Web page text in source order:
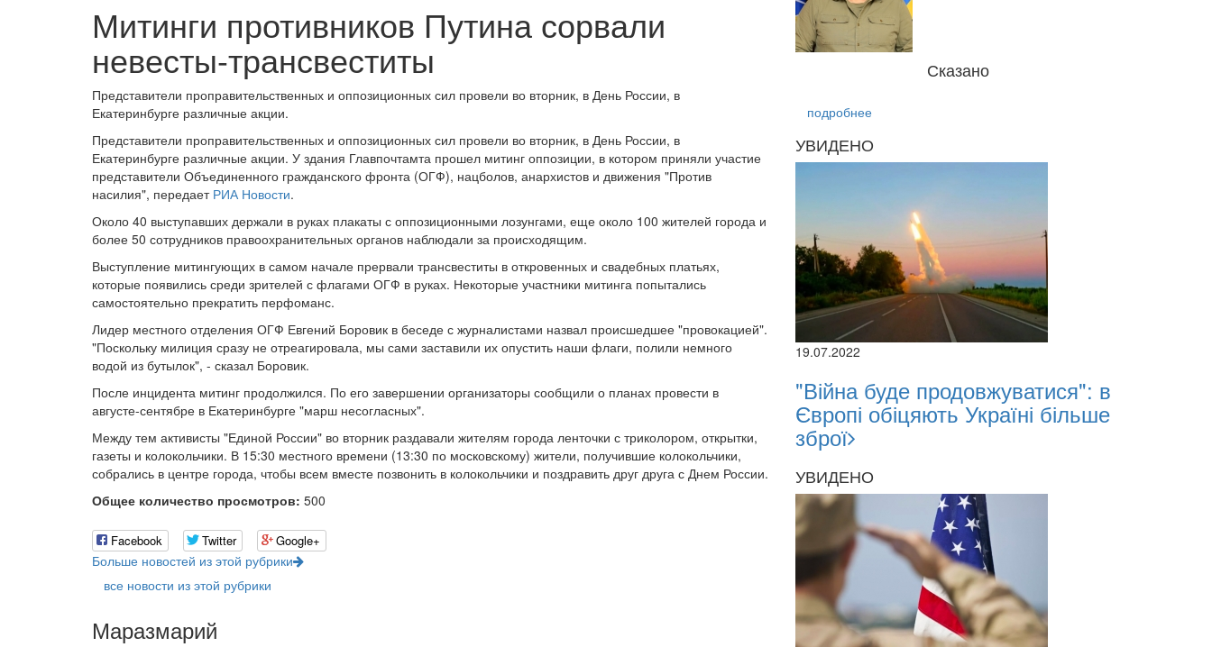
Митинги противников Путина сорвали
невесты-трансвеститы
Представители проправительственных и оппозиционных сил провели во вторник, в День России, в
Екатеринбурге различные акции.
Представители проправительственных и оппозиционных сил провели во вторник, в День России, в
Екатеринбурге различные акции. У здания Главпочтамта прошел митинг оппозиции, в котором приняли участие
представители Объединенного гражданского фронта (ОГФ), нацболов, анархистов и движения "Против
насилия", передает РИА Новости.
Около 40 выступавших держали в руках плакаты с оппозиционными лозунгами, еще около 100 жителей города и
более 50 сотрудников правоохранительных органов наблюдали за происходящим.
Выступление митингующих в самом начале прервали трансвеститы в откровенных и свадебных платьях,
которые появились среди зрителей с флагами ОГФ в руках. Некоторые участники митинга попытались
самостоятельно прекратить перфоманс.
Лидер местного отделения ОГФ Евгений Боровик в беседе с журналистами назвал происшедшее "провокацией".
"Поскольку милиция сразу не отреагировала, мы сами заставили их опустить наши флаги, полили немного
водой из бутылок", - сказал Боровик.
После инцидента митинг продолжился. По его завершении организаторы сообщили о планах провести в
августе-сентябре в Екатеринбурге "марш несогласных".
Между тем активисты "Единой России" во вторник раздавали жителям города ленточки с триколором, открытки,
газеты и колокольчики. В 15:30 местного времени (13:30 по московскому) жители, получившие колокольчики,
собрались в центре города, чтобы всем вместе позвонить в колокольчики и поздравить друг друга с Днем России.
Общее количество просмотров: 500
Facebook Twitter Google+
Больше новостей из этой рубрики
все новости из этой рубрики
Маразмарий
Сказано
подробнее
УВИДЕНО
19.07.2022
"Війна буде продовжуватися": в
Європі обіцяють Україні більше
зброї
УВИДЕНО